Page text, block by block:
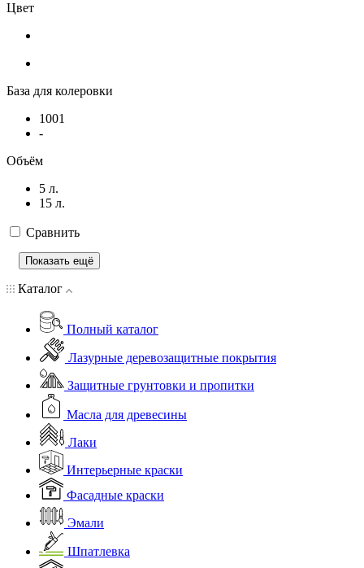
Цвет
База для колеровки
1001
-
Объём
5 л.
15 л.
Сравнить
Показать ещё
Каталог
Полный каталог
Лазурные деревозащитные покрытия
Защитные грунтовки и пропитки
Масла для древесины
Лаки
Интерьерные краски
Фасадные краски
Эмали
Шпатлевка